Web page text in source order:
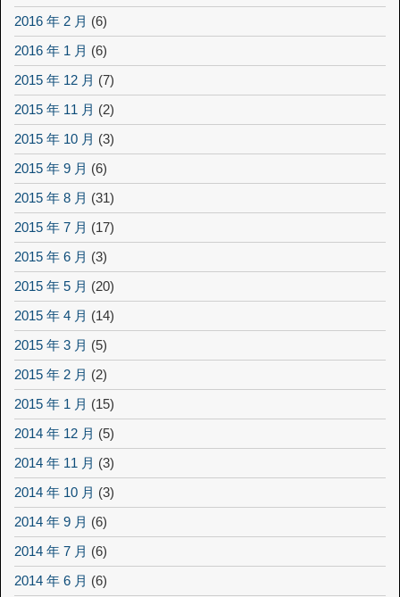
2016 年 2 月 (6)
2016 年 1 月 (6)
2015 年 12 月 (7)
2015 年 11 月 (2)
2015 年 10 月 (3)
2015 年 9 月 (6)
2015 年 8 月 (31)
2015 年 7 月 (17)
2015 年 6 月 (3)
2015 年 5 月 (20)
2015 年 4 月 (14)
2015 年 3 月 (5)
2015 年 2 月 (2)
2015 年 1 月 (15)
2014 年 12 月 (5)
2014 年 11 月 (3)
2014 年 10 月 (3)
2014 年 9 月 (6)
2014 年 7 月 (6)
2014 年 6 月 (6)